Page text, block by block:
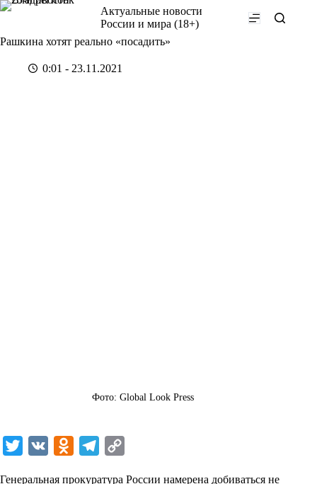
Перейти
Актуальные новости
России и мира (18+)
Рашкина хотят реально «посадить»
0:01 - 23.11.2021
Фото: Global Look Press
Генеральная прокуратура России намерена добиваться не